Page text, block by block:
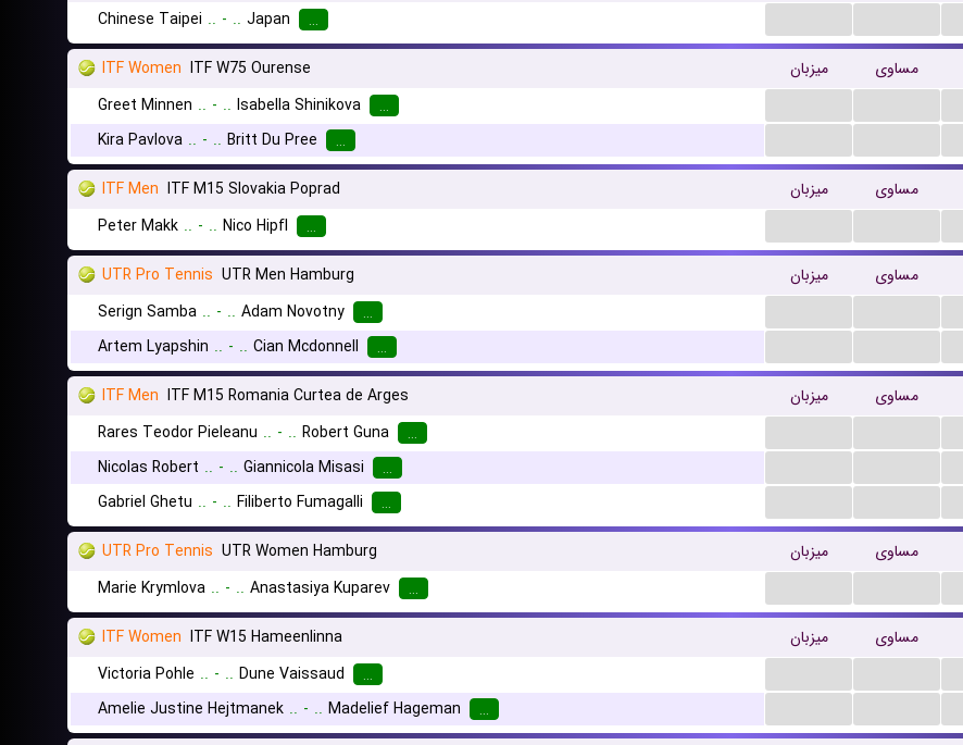
Chinese Taipei .. - .. Japan ...
ITF Women ITF W75 Ourense میزبان مساوی
Greet Minnen .. - .. Isabella Shinikova ...
Kira Pavlova .. - .. Britt Du Pree ...
ITF Men ITF M15 Slovakia Poprad میزبان مساوی
Peter Makk .. - .. Nico Hipfl ...
UTR Pro Tennis UTR Men Hamburg میزبان مساوی
Serign Samba .. - .. Adam Novotny ...
Artem Lyapshin .. - .. Cian Mcdonnell ...
ITF Men ITF M15 Romania Curtea de Arges میزبان مساوی
Rares Teodor Pieleanu .. - .. Robert Guna ...
Nicolas Robert .. - .. Giannicola Misasi ...
Gabriel Ghetu .. - .. Filiberto Fumagalli ...
UTR Pro Tennis UTR Women Hamburg میزبان مساوی
Marie Krymlova .. - .. Anastasiya Kuparev ...
ITF Women ITF W15 Hameenlinna میزبان مساوی
Victoria Pohle .. - .. Dune Vaissaud ...
Amelie Justine Hejtmanek .. - .. Madelief Hageman ...